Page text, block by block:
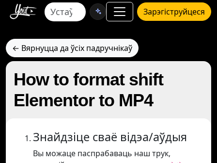
Зарэгіструйцеся
← Вярнуцца да ўсіх падручнікаў
How to format shift
Elementor to MP4
Знайдзіце сваё відэа/аўдыя
Вы можаце паспрабаваць наш трук,